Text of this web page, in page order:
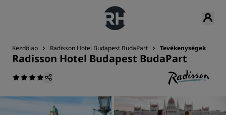
Kezdőlap Radisson Hotel Budapest BudaPart Tevékenységek
Radisson Hotel Budapest BudaPart